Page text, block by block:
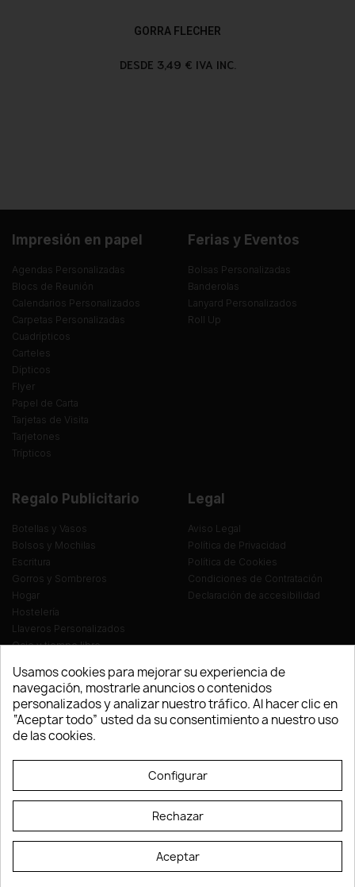
GORRA FLECHER
DESDE 3,49 € IVA INC.
Impresión en papel
Agendas Personalizadas
Blocs de Reunión
Calendarios Personalizados
Carpetas Personalizadas
Cuadrípticos
Carteles
Dípticos
Flyer
Papel de Carta
Tarjetas de Visita
Tarjetones
Trípticos
Ferias y Eventos
Bolsas Personalizadas
Banderolas
Lanyard Personalizados
Roll Up
Regalo Publicitario
Botellas y Vasos
Bolsos y Mochilas
Escritura
Gorros y Sombreros
Hogar
Hostelería
Llaveros Personalizados
Ocio y tiempo libre
Ropa y Textil
Tecnología
Verano y playa
Vestuario laboral
Legal
Aviso Legal
Política de Privacidad
Política de Cookies
Condiciones de Contratación
Declaración de accesibilidad
© LEVELPRINT - 2026
Usamos cookies para mejorar su experiencia de
navegación, mostrarle anuncios o contenidos
personalizados y analizar nuestro tráfico. Al hacer clic en
“Aceptar todo” usted da su consentimiento a nuestro uso
de las cookies.
Configurar
Rechazar
Aceptar